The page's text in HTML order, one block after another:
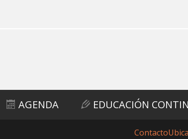
AGENDA EDUCACIÓN
Contacto